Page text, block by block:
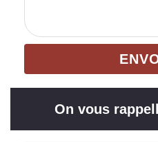
On vous